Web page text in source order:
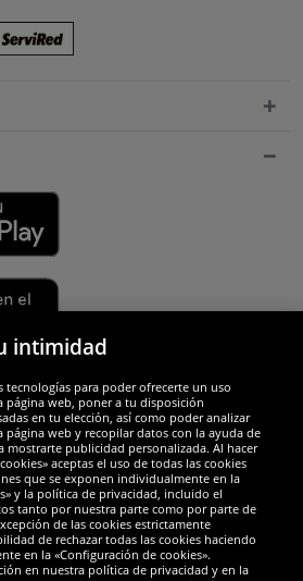
Galardones
intimidad
tecnologías para poder ofrecerte un uso
página web, poner a tu disposición
en tu elección, así como poder analizar
web y recopilar datos con la ayuda de
mostrarte publicidad personalizada. Al hacer
aceptas el uso de todas las cookies
que se exponen individualmente en la
y la política de privacidad, incluido el
tanto por nuestra parte como por parte de
de las cookies estrictamente
de rechazar todas las cookies haciendo
en la «Configuración de cookies».
en nuestra política de privacidad y en la